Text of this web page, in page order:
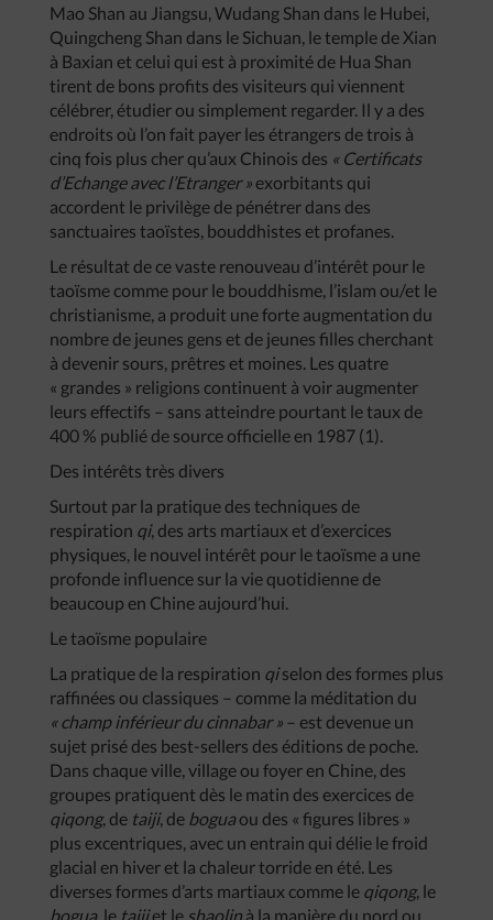
Mao Shan au Jiangsu, Wudang Shan dans le Hubei,
Quingcheng Shan dans le Sichuan, le temple de Xian
à Baxian et celui qui est à proximité de Hua Shan
tirent de bons profits des visiteurs qui viennent
célébrer, étudier ou simplement regarder. Il y a des
endroits où l’on fait payer les étrangers de trois à
cinq fois plus cher qu’aux Chinois des « Certificats
d’Echange avec l’Etranger » exorbitants qui
accordent le privilège de pénétrer dans des
sanctuaires taoïstes, bouddhistes et profanes.
Le résultat de ce vaste renouveau d’intérêt pour le
taoïsme comme pour le bouddhisme, l’islam ou/et le
christianisme, a produit une forte augmentation du
nombre de jeunes gens et de jeunes filles cherchant
à devenir sours, prêtres et moines. Les quatre
« grandes » religions continuent à voir augmenter
leurs effectifs – sans atteindre pourtant le taux de
400 % publié de source officielle en 1987 (1).
Des intérêts très divers
Surtout par la pratique des techniques de
respiration qi, des arts martiaux et d’exercices
physiques, le nouvel intérêt pour le taoïsme a une
profonde influence sur la vie quotidienne de
beaucoup en Chine aujourd’hui.
Le taoïsme populaire
La pratique de la respiration qiselon des formes plus
raffinées ou classiques – comme la méditation du
« champ inférieur du cinnabar » – est devenue un
sujet prisé des best-sellers des éditions de poche.
Dans chaque ville, village ou foyer en Chine, des
groupes pratiquent dès le matin des exercices de
qiqong, de taiji, de boguaou des « figures libres »
plus excentriques, avec un entrain qui délie le froid
glacial en hiver et la chaleur torride en été. Les
diverses formes d’arts martiaux comme le qiqong, le
bogua, le taijiet le shaolin à la manière du nord ou